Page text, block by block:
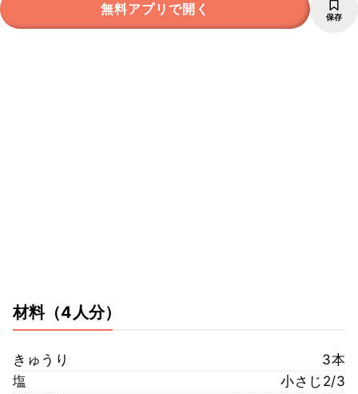
無料アプリで開く 保存
材料（4人分）
きゅうり
3本
塩
小さじ2/3